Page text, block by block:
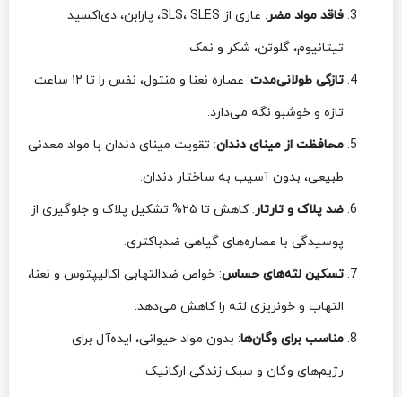
فاقد مواد مضر
: عاری از SLS، SLES، پارابن، دی‌اکسید
تیتانیوم، گلوتن، شکر و نمک.
تازگی طولانی‌مدت
: عصاره نعنا و منتول، نفس را تا ۱۲ ساعت
تازه و خوشبو نگه می‌دارد.
محافظت از مینای دندان: تقویت مینای دندان با مواد معدنی
طبیعی، بدون آسیب به ساختار دندان.
ضد پلاک و تارتار
: کاهش تا ۲۵% تشکیل پلاک و جلوگیری از
پوسیدگی با عصاره‌های گیاهی ضدباکتری.
تسکین لثه‌های حساس: خواص ضدالتهابی اکالیپتوس و نعنا،
التهاب و خونریزی لثه را کاهش می‌دهد.
مناسب برای وگان‌ها: بدون مواد حیوانی، ایده‌آل برای
رژیم‌های وگان و سبک زندگی ارگانیک.